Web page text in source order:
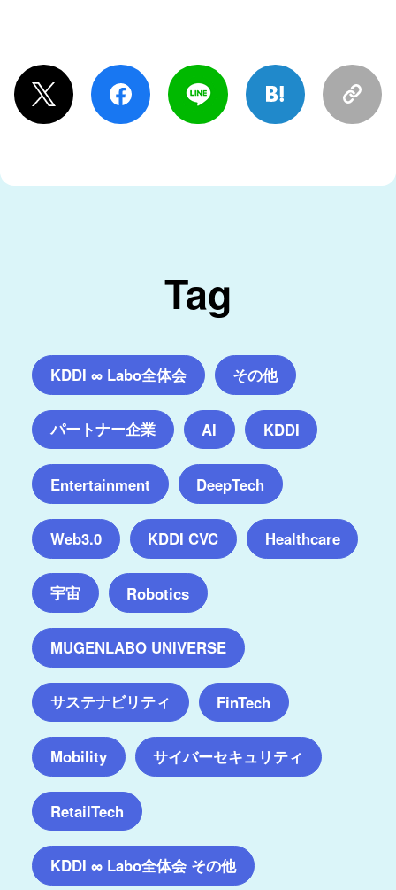
Tag
KDDI ∞ Labo全体会 その他
パートナー企業 AI KDDI
Entertainment DeepTech
Web3.0 KDDI CVC Healthcare
宇宙 Robotics
MUGENLABO UNIVERSE
サステナビリティ FinTech
Mobility サイバーセキュリティ
RetailTech
KDDI ∞ Labo全体会 その他